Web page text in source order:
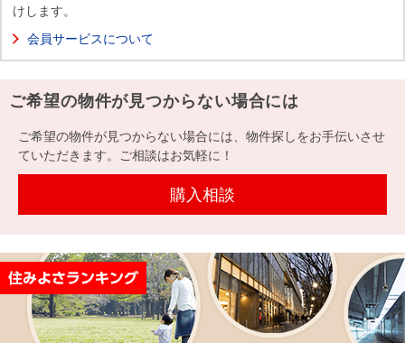
中古
マン
ンを
探す
築・
一戸
建て
す
用
物
件
を
件を
探す
無
料
定
却
談
売却
金額
試算
売却向け
周辺相場
住まい1プ
店舗のご
案内（首
案内（名
案内（関
ごあいさ
つ
要
Way
経営ビジ
ョン
組織図
役員一
沿革
本社地
図
（電子ブ
ック版）
新卒採用
情報
採用情報
採用情報
提携企業にお勤めの方
閉じる
けします。
会員サービスについて
ご希望の物件が見つからない場合には
ご希望の物件が見つからない場合には、物件探しをお手伝いさせ
ていただきます。ご相談はお気軽に！
購入相談